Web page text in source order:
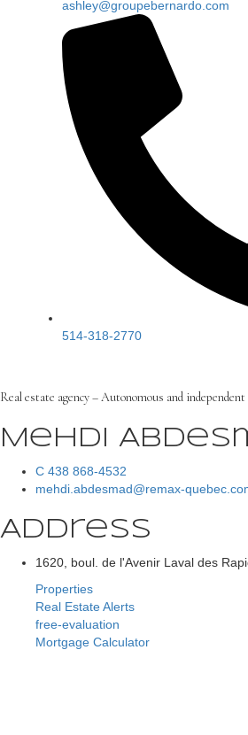
ashley@groupebernardo.com
514-318-2770
Real estate agency – Autonomous and
Mehdi
C 438 868-4532
mehdi.abdesmad@remax-
Address
1620, boul. de l'Avenir Laval des
Properties
Real Estate Alerts
free-evaluation
Mortgage Calculator